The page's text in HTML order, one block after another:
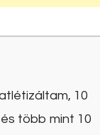
10
több mint 10